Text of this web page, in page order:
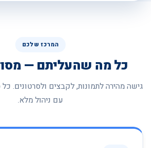
המרכז שלכם
כל מה שהעליתם —
גישה מהירה לתמונות, לקבצים ולסרטונים. כל
עם ניהול מלא.